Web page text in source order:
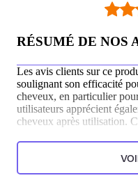
RÉSUMÉ DE NOS
Les avis clients sur ce
soulignant son efficacité
cheveux, en particulier
utilisateurs apprécient
cheveux après utilisation.
mentionnent une odeur
manque de résultats
perceptions personnelles